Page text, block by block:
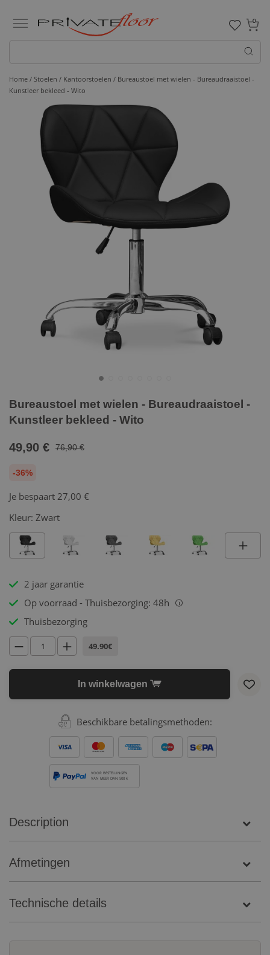
0
Home / Stoelen / Kantoorstoelen / Bureaustoel met wielen - Bureaudraaistoel -
Kunstleer bekleed - Wito
Bureaustoel met wielen - Bureaudraaistoel -
Kunstleer bekleed - Wito
49,90 € 76,90 €
-36%
Je bespaart 27,00 €
Kleur: Zwart
2 jaar garantie
Op voorraad - Thuisbezorging: 48h
i
Thuisbezorging
49.90€
In winkelwagen
Beschikbare betalingsmethoden:
VOOR BESTELLINGEN
VAN MEER DAN 500 €
Description
Afmetingen
Technische details